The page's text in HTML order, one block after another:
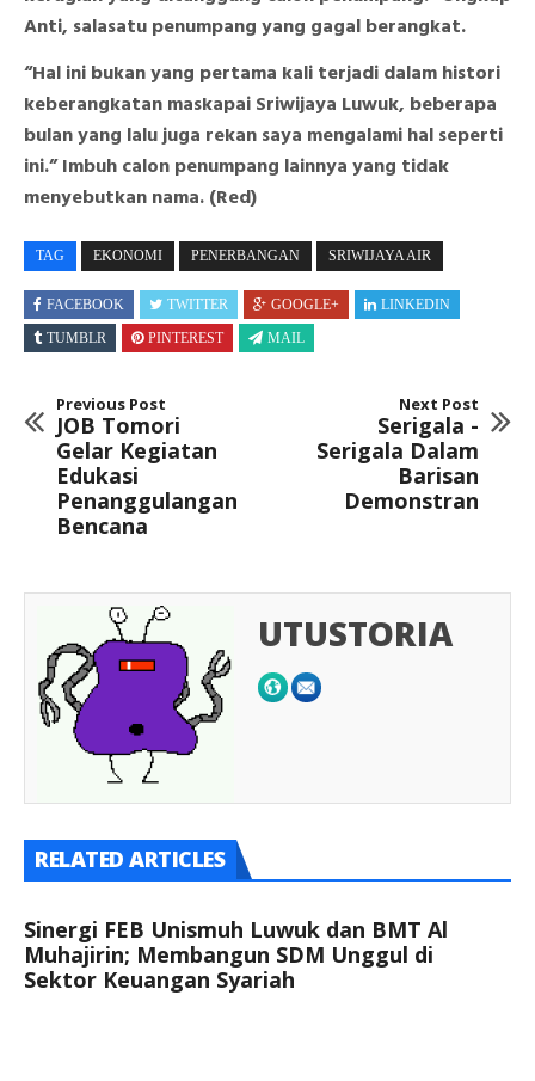
Anti, salasatu penumpang yang gagal berangkat.
“Hal ini bukan yang pertama kali terjadi dalam histori
keberangkatan maskapai Sriwijaya Luwuk, beberapa
bulan yang lalu juga rekan saya mengalami hal seperti
ini.” Imbuh calon penumpang lainnya yang tidak
menyebutkan nama. (Red)
TAG EKONOMI PENERBANGAN SRIWIJAYA AIR
FACEBOOK TWITTER GOOGLE+
LINKEDIN
TUMBLR
PINTEREST MAIL
Previous Post
JOB Tomori
Gelar Kegiatan
Edukasi
Penanggulangan
Bencana
Next Post
Serigala -
Serigala Dalam
Barisan
Demonstran
UTUSTORIA
RELATED ARTICLES
Sinergi FEB Unismuh Luwuk dan BMT Al
Muhajirin; Membangun SDM Unggul di
Sektor Keuangan Syariah